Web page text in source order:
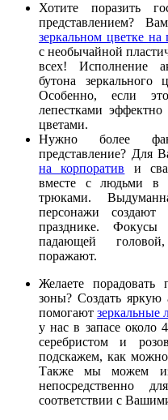
Хотите поразить
представлением?
зеркальном цветке на
с необычайной
всех! Исполнение
бутона зеркального
Особенно, если
лепестками
цветами.
Нужно более
представление? Для
на корпоратив и
вместе с людьми в
трюками.
персонажи создают
празднике. Фокусы
падающей
поражают.
Желаете
зоны? Создать яркую
помогаютзеркальные
у нас в запасе около
серебристом и
подскажем, как можно
Также мы можем
непосредственно
соответствии с